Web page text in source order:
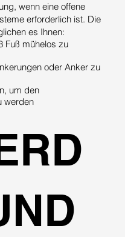
wenn eine offene
erforderlich ist. Die
es Ihnen:
Fuß mühelos zu
oder Anker zu
um den
werden